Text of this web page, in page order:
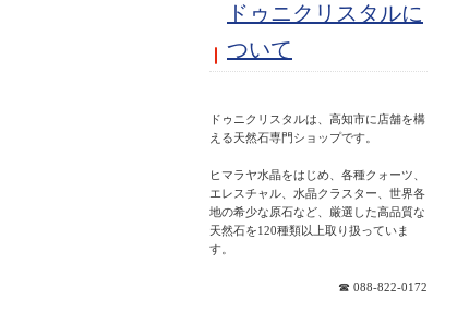
ドゥニクリスタルに
ついて
ドゥニクリスタルは、高知市に店舗を構
える天然石専門ショップです。
ヒマラヤ水晶をはじめ、各種クォーツ、
エレスチャル、水晶クラスター、世界各
地の希少な原石など、厳選した高品質な
天然石を120種類以上取り扱っていま
☎ 088-822-0172